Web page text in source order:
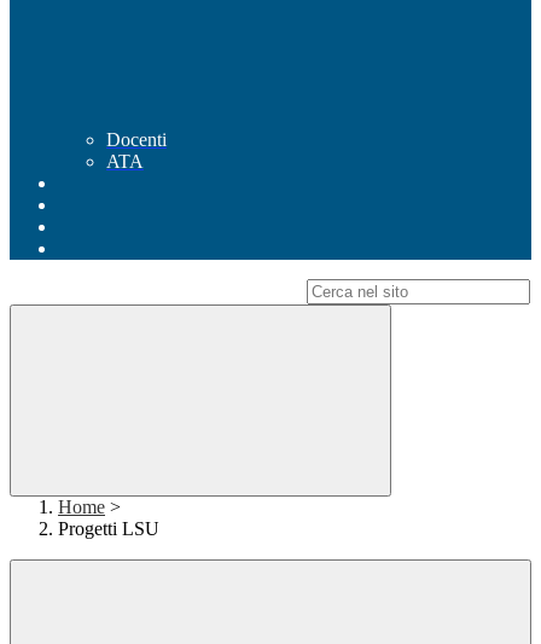
Docenti
ATA
Home >
Progetti LSU